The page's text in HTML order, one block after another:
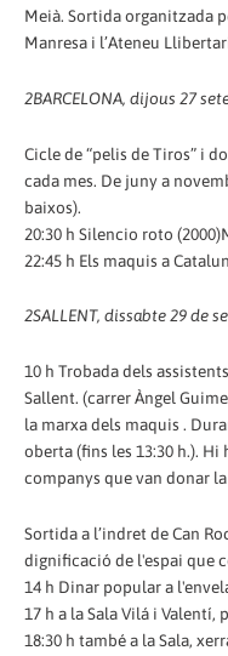
Meià. Sortida organitzada
Manresa i l’Ateneu
2BARCELONA, dijous 27
Cicle de “pelis de Tiros” i
cada mes. De juny a
baixos).
20:30 h Silencio roto
22:45 h Els maquis a
2SALLENT, dissabte 29 de
10 h Trobada dels
Sallent. (carrer Àngel
la marxa dels maquis .
oberta (fins les 13:30 h.).
companys que van donar
Sortida a l’indret de Can
dignificació de l'espai que
14 h Dinar popular a
17 h a la Sala Vilá i Valentí,
18:30 h també a la Sala,